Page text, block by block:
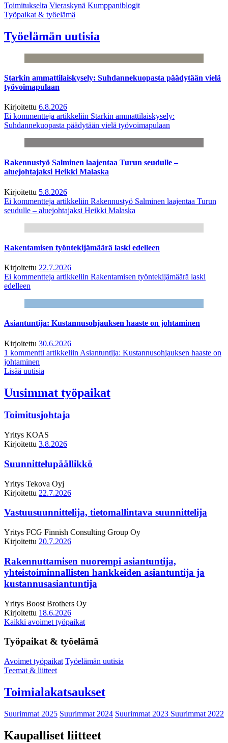
Toimitukselta Vieraskynä Kumppaniblogit
Työpaikat & työelämä
Työelämän uutisia
Starkin ammattilaiskysely: Suhdannekuopasta päädytään vielä
työvoimapulaan
Kirjoitettu 6.8.2026
Ei kommentteja artikkeliin Starkin ammattilaiskysely:
Suhdannekuopasta päädytään vielä työvoimapulaan
Rakennustyö Salminen laajentaa Turun seudulle –
aluejohtajaksi Heikki Malaska
Kirjoitettu 5.8.2026
Ei kommentteja artikkeliin Rakennustyö Salminen laajentaa Turun
seudulle – aluejohtajaksi Heikki Malaska
Rakentamisen työntekijämäärä laski edelleen
Kirjoitettu 22.7.2026
Ei kommentteja artikkeliin Rakentamisen työntekijämäärä laski
edelleen
Asiantuntija: Kustannusohjauksen haaste on johtaminen
Kirjoitettu 30.6.2026
1 kommentti artikkeliin Asiantuntija: Kustannusohjauksen haaste on
johtaminen
Lisää uutisia
Uusimmat työpaikat
Toimitusjohtaja
Yritys KOAS
Kirjoitettu 3.8.2026
Suunnittelupäällikkö
Yritys Tekova Oyj
Kirjoitettu 22.7.2026
Vastuusuunnittelija, tietomallintava suunnittelija
Yritys FCG Finnish Consulting Group Oy
Kirjoitettu 20.7.2026
Rakennuttamisen nuorempi asiantuntija,
yhteistoiminnallisten hankkeiden asiantuntija ja
kustannusasiantuntija
Yritys Boost Brothers Oy
Kirjoitettu 18.6.2026
Kaikki avoimet työpaikat
Työpaikat & työelämä
Avoimet työpaikat Työelämän uutisia
Teemat & liitteet
Toimialakatsaukset
Suurimmat 2025 Suurimmat 2024 Suurimmat 2023 Suurimmat 2022
Kaupalliset liitteet